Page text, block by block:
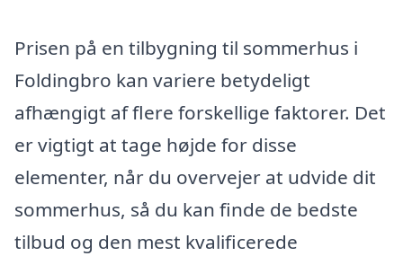
Prisen på en tilbygning til sommerhus i
Foldingbro kan variere betydeligt
afhængigt af flere forskellige faktorer. Det
er vigtigt at tage højde for disse
elementer, når du overvejer at udvide dit
sommerhus, så du kan finde de bedste
tilbud og den mest kvalificerede